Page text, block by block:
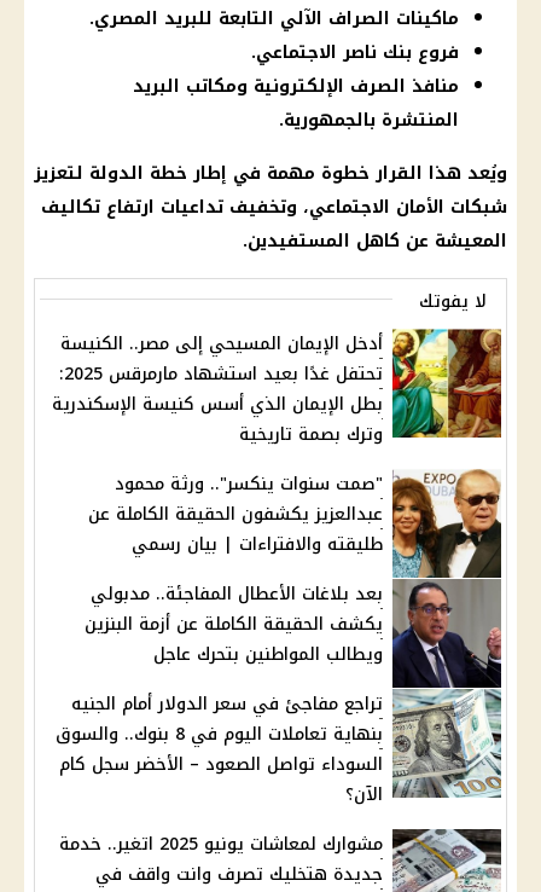
ماكينات الصراف الآلي التابعة للبريد المصري.
فروع بنك ناصر الاجتماعي.
منافذ الصرف الإلكترونية ومكاتب البريد
المنتشرة بالجمهورية.
ويُعد هذا القرار خطوة مهمة في إطار خطة الدولة لتعزيز
شبكات الأمان الاجتماعي، وتخفيف تداعيات ارتفاع تكاليف
المعيشة عن كاهل المستفيدين.
لا يفوتك
أدخل الإيمان المسيحي إلى مصر.. الكنيسة
تحتفل غدًا بعيد استشهاد مارمرقس 2025:
بطل الإيمان الذي أسس كنيسة الإسكندرية
وترك بصمة تاريخية
"صمت سنوات ينكسر".. ورثة محمود
عبدالعزيز يكشفون الحقيقة الكاملة عن
طليقته والافتراءات | بيان رسمي
بعد بلاغات الأعطال المفاجئة.. مدبولي
يكشف الحقيقة الكاملة عن أزمة البنزين
ويطالب المواطنين بتحرك عاجل
تراجع مفاجئ في سعر الدولار أمام الجنيه
بنهاية تعاملات اليوم في 8 بنوك.. والسوق
السوداء تواصل الصعود – الأخضر سجل كام
الآن؟
مشوارك لمعاشات يونيو 2025 اتغير.. خدمة
جديدة هتخليك تصرف وانت واقف في